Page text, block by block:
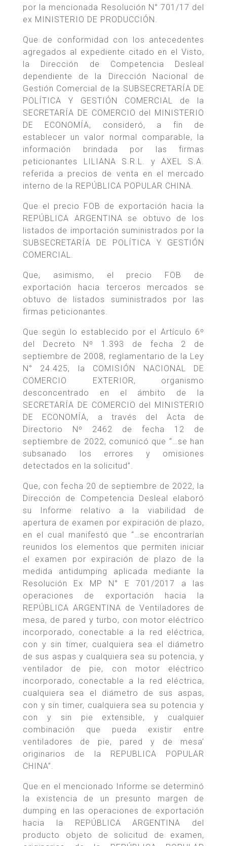
por la mencionada Resolución N° 701/17 del
ex MINISTERIO DE PRODUCCIÓN.
Que de conformidad con los antecedentes
agregados al expediente citado en el Visto,
la Dirección de Competencia Desleal
dependiente de la Dirección Nacional de
Gestión Comercial de la SUBSECRETARÍA DE
POLÍTICA Y GESTIÓN COMERCIAL de la
SECRETARÍA DE COMERCIO del MINISTERIO
DE ECONOMÍA, consideró, a fin de
establecer un valor normal comparable, la
información brindada por las firmas
peticionantes LILIANA S.R.L. y AXEL S.A.
referida a precios de venta en el mercado
interno de la REPÚBLICA POPULAR CHINA.
Que el precio FOB de exportación hacia la
REPÚBLICA ARGENTINA se obtuvo de los
listados de importación suministrados por la
SUBSECRETARÍA DE POLÍTICA Y GESTIÓN
COMERCIAL.
Que, asimismo, el precio FOB de
exportación hacia terceros mercados se
obtuvo de listados suministrados por las
firmas peticionantes.
Que según lo establecido por el Artículo 6º
del Decreto Nº 1.393 de fecha 2 de
septiembre de 2008, reglamentario de la Ley
N° 24.425, la COMISIÓN NACIONAL DE
COMERCIO EXTERIOR, organismo
desconcentrado en el ámbito de la
SECRETARÍA DE COMERCIO del MINISTERIO
DE ECONOMÍA, a través del Acta de
Directorio Nº 2462 de fecha 12 de
septiembre de 2022, comunicó que “…se han
subsanado los errores y omisiones
detectados en la solicitud”.
Que, con fecha 20 de septiembre de 2022, la
Dirección de Competencia Desleal elaboró
su Informe relativo a la viabilidad de
apertura de examen por expiración de plazo,
en el cual manifestó que “…se encontrarían
reunidos los elementos que permiten iniciar
el examen por expiración de plazo de la
medida antidumping aplicada mediante la
Resolución Ex MP N° E 701/2017 a las
operaciones de exportación hacia la
REPÚBLICA ARGENTINA de Ventiladores de
mesa, de pared y turbo, con motor eléctrico
incorporado, conectable a la red eléctrica,
con y sin timer, cualquiera sea el diámetro
de sus aspas y cualquiera sea su potencia, y
ventilador de pie, con motor eléctrico
incorporado, conectable a la red eléctrica,
cualquiera sea el diámetro de sus aspas,
con y sin timer, cualquiera sea su potencia y
con y sin pie extensible, y cualquier
combinación que pueda existir entre
ventiladores de pie, pared y de mesa’
originarios de la REPUBLICA POPULAR
CHINA”.
Que en el mencionado Informe se determinó
la existencia de un presunto margen de
dumping en las operaciones de exportación
hacia la REPÚBLICA ARGENTINA del
producto objeto de solicitud de examen,